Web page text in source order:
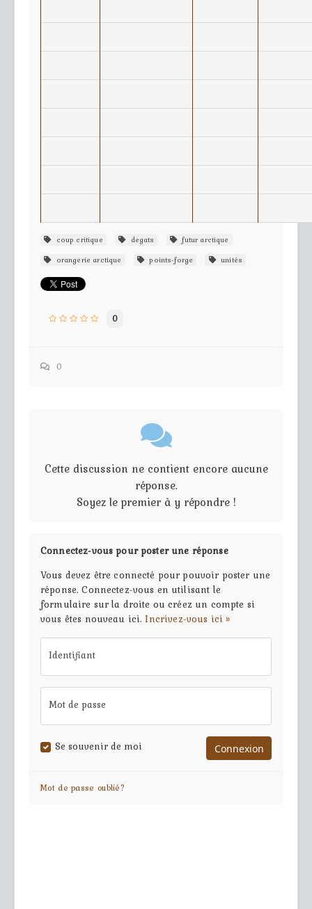
coup critique degats
futur arctique
orangerie arctique
points-forge unités
0
0
Cette discussion ne contient encore aucune
réponse.
Soyez le premier à y répondre !
Connectez-vous pour poster une réponse
Vous devez être connecté pour pouvoir poster une
réponse. Connectez-vous en utilisant le
formulaire sur la droite ou créez un compte si
vous êtes nouveau ici.Incrivez-vous ici »
Identifiant
Mot de passe
Se souvenir de moi
Mot de passe oublié?